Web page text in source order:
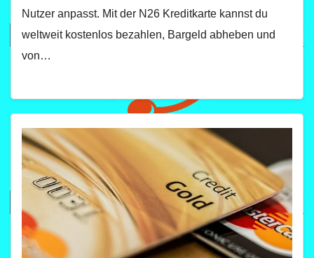
Nutzer anpasst. Mit der N26 Kreditkarte kannst du
weltweit kostenlos bezahlen, Bargeld abheben und
von…